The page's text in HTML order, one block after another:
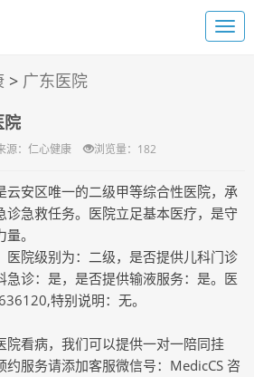
> 广东医院
院
源：仁心健康 浏览量：182
云安区唯一的二级甲等综合性医院，承
诊急救任务。医院立足基本医疗，是守
。
医院级别为：二级，是否提供儿科门诊
急诊：是，是否提供输液服务：是。医
特别说明：无。
院看病，我们可以提供一对一陪同挂
约服务请添加客服微信号：MedicCS 咨